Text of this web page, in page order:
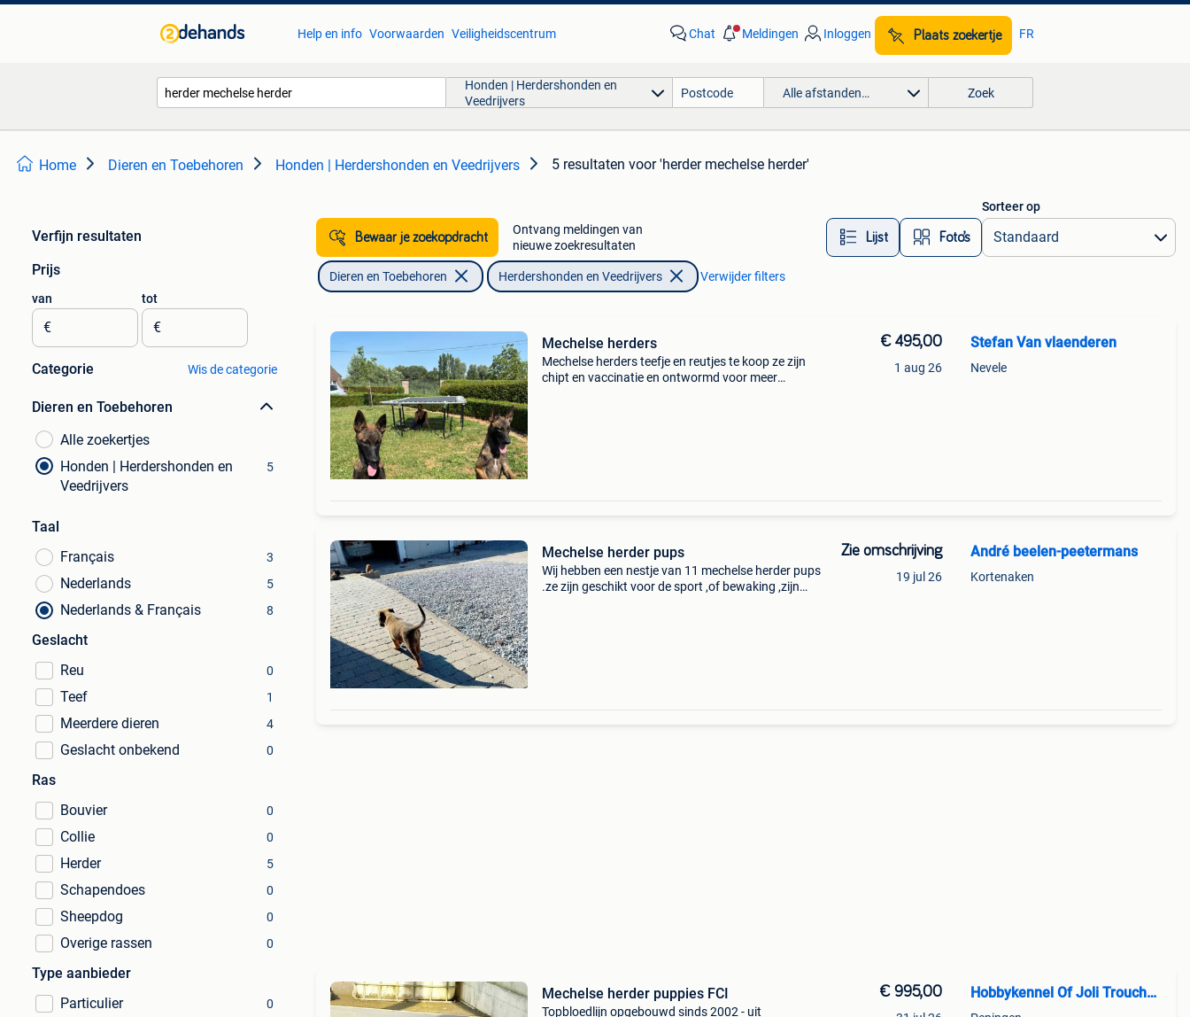
Help en info Voorwaarden Veiligheidscentrum Chat Meldingen Inloggen Plaats zoekertje FR
Honden | Herdershonden en
Veedrijvers
Alle afstanden… Zoek
Home Dieren en Toebehoren Honden | Herdershonden en Veedrijvers 5 resultaten voor 'herder mechelse herder'
Verfijn resultaten
Prijs
van
€
tot
€
Categorie Wis de categorie
Dieren en Toebehoren
Alle zoekertjes
Honden | Herdershonden en
Veedrijvers
5
Taal
Français
3
Nederlands 5
Nederlands & Français 8
Geslacht
Reu
0
Teef 1
Meerdere dieren 4
Geslacht onbekend 0
Ras
Bouvier
0
Collie 0
Herder 5
Schapendoes 0
Sheepdog 0
Overige rassen 0
Type aanbieder
Particulier
0
Bewaar je zoekopdracht
Ontvang meldingen van
nieuwe zoekresultaten
Lijst Foto’s
Sorteer op
Dieren en Toebehoren Herdershonden en Veedrijvers Verwijder filters
Mechelse herders
Mechelse herders teefje en reutjes te koop ze zijn
chipt en vaccinatie en ontwormd voor meer
€ 495,00
1 aug 26
Stefan Van vlaenderen
Nevele
Mechelse herder pups
Wij hebben een nestje van 11 mechelse herder pups
.ze zijn geschikt voor de sport ,of bewaking ,zijn
Zie omschrijving
19 jul 26
André beelen-peetermans
Kortenaken
Mechelse herder puppies FCI
Topbloedlijn opgebouwd sinds 2002 - uit
€ 995,00 Hobbykennel Of Joli Troucheaus